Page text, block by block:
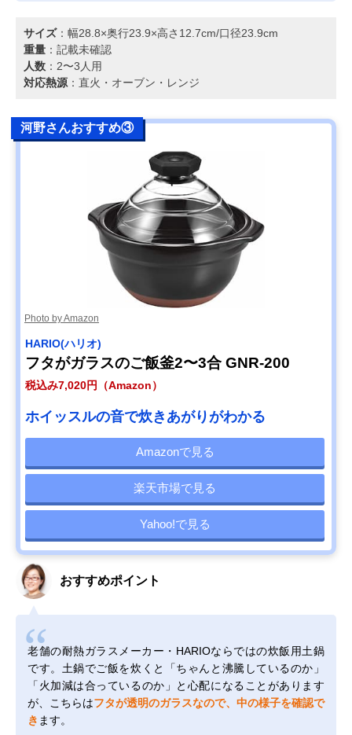
サイズ：幅28.8×奥行23.9×高さ12.7cm/口径23.9cm
重量 ：記載未確認
人数 ：2〜3人用
対応熱源 ：直火・オーブン・レンジ
河野さんおすすめ③
Photo by Amazon
HARIO(ハリオ)
フタがガラスのご飯釜2〜3合 GNR-200
税込み7,020円（Amazon）
ホイッスルの音で炊きあがりがわかる
Amazonで見る
楽天市場で見る
Yahoo!で見る
おすすめポイント
老舗の耐熱ガラスメーカー・HARIOならではの炊飯用土鍋
です。土鍋でご飯を炊くと「ちゃんと沸騰しているのか」
「火加減は合っているのか」と心配になることがあります
が、こちらはフタが透明のガラスなので、中の様子を確認で
き ます。